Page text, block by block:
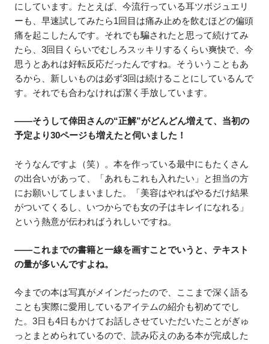
にしています。たとえば、今流行っている耳ツボジュエリ
ーも、早速試してみたら1回目は痛み止めを飲むほどの偏頭
痛を起こしたんです。それでも騙されたと思って続けてみ
たら、3回目くらいでむしろスッキリするくらい爽快で、今
思うとあれは好転反応だったんですね。そういうこともあ
るから、新しいものは必ず3回は続けることにしているんで
す。それでも合わなければ潔く手放しています。
――そうして倖田さんの“正解”がどんどん増えて、当初の
予定より30ページも増えたと伺いました！
そうなんですよ（笑）。本を作っている最中にもたくさん
の出合いがあって、「あれもこれも入れたい」と担当の方
にお願いしてしまいました。「美容はやればやるだけ結果
がついてくるし、いつからでも女の子はキレイになれる」
という熱意が伝わればうれしいですね。
――これまでの書籍と一線を画すことでいうと、テキスト
の量が多いんですよね。
今までの本は写真がメインだったので、ここまで深く語る
ことも実際に愛用しているアイテムの紹介も初めてでし
た。3日も4日もかけてお話しさせていただいたことがぎゅ
っとまとめられているので、読み応えのある本が完成した